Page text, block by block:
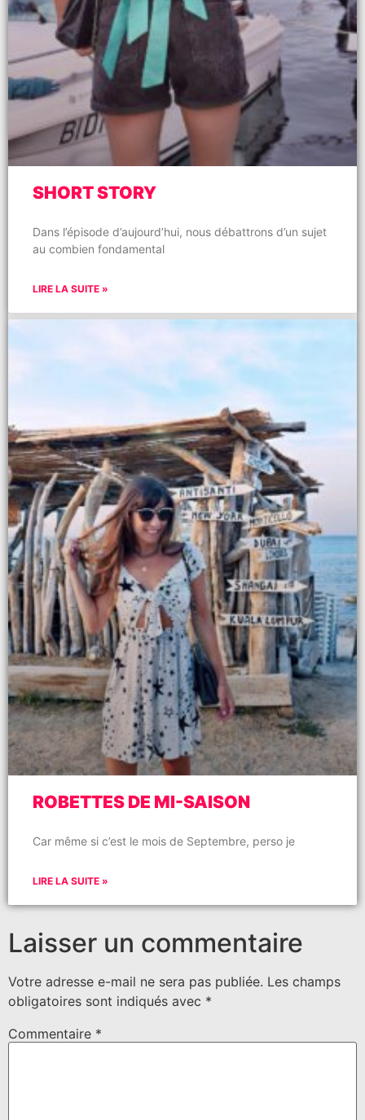
SHORT STORY
Dans l’épisode d’aujourd’hui, nous débattrons d’un sujet
au combien fondamental
LIRE LA SUITE »
ROBETTES DE MI-SAISON
Car même si c’est le mois de Septembre, perso je
LIRE LA SUITE »
Laisser un commentaire
Votre adresse e-mail ne sera pas publiée. Les champs
obligatoires sont indiqués avec *
Commentaire *